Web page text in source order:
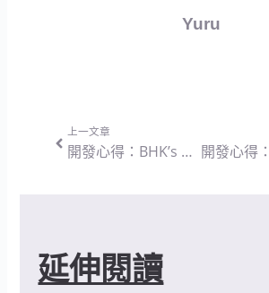
Yuru
上一文章
開發心得：BHK’s 白高顆 膠囊 — 整體營養補給與複方協同的設計思維
延伸閱讀